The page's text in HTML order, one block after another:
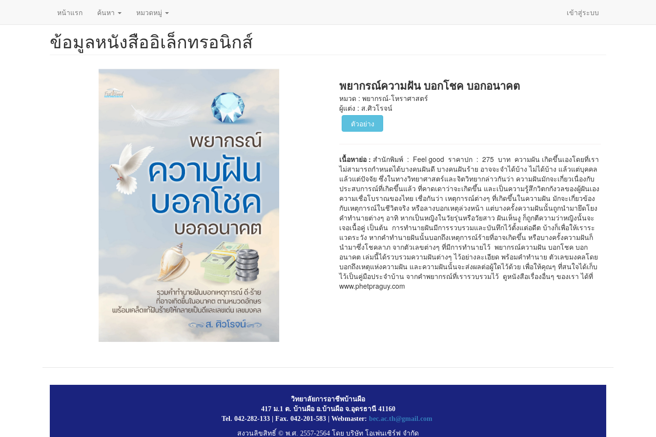
หน้าแรก ค้นหา หมวดหมู่ เข้าสู่ระบบ
ข้อมูลหนังสืออิเล็กทรอนิกส์
พยากรณ์ความฝัน บอกโชค บอกอนาคต
หมวด : พยากรณ์-โหราศาสตร์
ผู้แต่ง : ส.ศิวโรจน์
ตัวอย่าง
เนื้อหาย่อ : สำนักพิมพ์ : Feel good ราคาปก : 275 บาท ความผัน เกิดขึ้นเองโดยที่เรา
ไม่สามารถกำหนดได้บางคนฝันดี บางคนฝันร้าย อาจจะจำได้บ้าง ไม่ได้บ้าง แล้วแต่บุคคล
แล้วแต่ปัจจัย ซึ่งในทางวิทยาศาสตร์และจิตวิทยากล่าวกันว่า ความฝันมักจะเกี่ยวเนื่องกับ
ประสบการณ์ที่เกิดขึ้นแล้ว ที่คาดเดาว่าจะเกิดขึ้น และเป็นความรู้สึกวิตกกังวลของผู้ฝันเอง
ความเชื่อโบราณของไทย เชื่อกันว่า เหตุการณ์ต่างๆ ที่เกิดขึ้นในความฝัน มักจะเกี่ยวข้อง
กับเหตุการณ์ในชีวิตจริง หรือลางบอกเหตุล่วงหน้า แต่บางครั้งความฝันนั้นถูกนำมายึดโยง
คำทำนายต่างๆ อาทิ หากเป็นหญิงในวัยรุ่นหรือวัยสาว ฝันเห็นงู ก็ถูกตีความว่าหญิงนั้นจะ
เจอเนื้อคู่ เป็นต้น การทำนายฝันมีการรวบรวมและบันทึกไว้ตั้งแต่อดีต บ้างก็เพื่อให้เราระ
แวดระวัง หากคำทำนายฝันนั้นบอกถึงเหตุการณ์ร้ายที่อาจเกิดขึ้น หรือบางครั้งความฝันก็
นำมาซึ่งโชคลาภ จากตัวเลขต่างๆ ที่มีการทำนายไว้ พยากรณ์ความฝัน บอกโชค บอก
อนาคต เล่มนี้ได้รวบรวมความฝันต่างๆ ไว้อย่างละเอียด พร้อมคำทำนาย ตัวเลขมงคลโดย
บอกถึงเหตุแห่งความฝัน และความฝันนั้นจะส่งผลต่อผู้ใดไว้ด้วย เพื่อให้คุณๆ ที่สนใจได้เก็บ
ไว้เป็นคู่มือประจำบ้าน จากคำพยากรณ์ที่เรารวบรวมไว้ ดูหนังสือเรื่องอื่นๆ ของเรา ได้ที่
www.phetpraguy.com
วิทยาลัยการอาชีพบ้านผือ
417 ม.1 ต. บ้านผือ อ.บ้านผือ จ.อุดรธานี 41160
Tel. 042-282-133 | Fax. 042-201-583 | Webmaster: bec.ac.th@gmail.com
สงวนลิขสิทธิ์ © พ.ศ. 2557-2564 โดย บริษัท โอเพ่นเซิร์ฟ จำกัด